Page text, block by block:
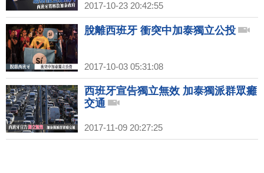
2017-10-23 20:42:55
脫離西班牙 衝突中加泰獨立公投
2017-10-03 05:31:08
西班牙宣告獨立無效 加泰獨派群眾癱
交通
2017-11-09 20:27:25